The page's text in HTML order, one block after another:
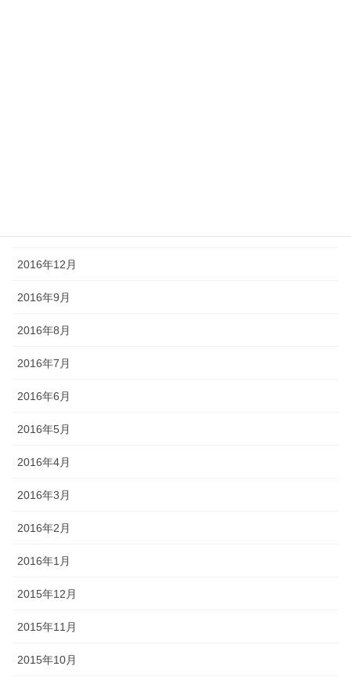
2016年12月
2016年9月
2016年8月
2016年7月
2016年6月
2016年5月
2016年4月
2016年3月
2016年2月
2016年1月
2015年12月
2015年11月
2015年10月